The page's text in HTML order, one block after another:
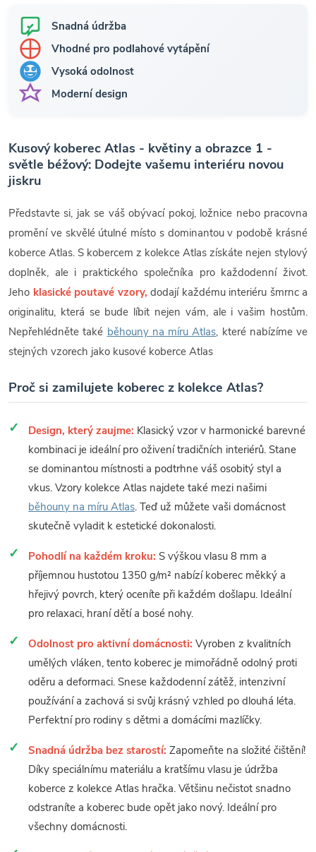
Snadná údržba
Vhodné pro podlahové vytápění
Vysoká odolnost
Moderní design
Kusový koberec Atlas - květiny a obrazce 1 -
světle béžový: Dodejte vašemu interiéru novou
jiskru
Představte si, jak se váš obývací pokoj, ložnice nebo pracovna
promění ve skvělé útulné místo s dominantou v podobě krásné
koberce Atlas. S kobercem z kolekce Atlas získáte nejen stylový
doplněk, ale i praktického společníka pro každodenní život.
Jeho klasické poutavé vzory, dodají každému interiéru šmrnc a
originalitu, která se bude líbit nejen vám, ale i vašim hostům.
Nepřehlédněte také běhouny na míru Atlas, které nabízíme ve
stejných vzorech jako kusové koberce Atlas
Proč si zamilujete koberec z kolekce Atlas?
Design, který zaujme: Klasický vzor v harmonické barevné
kombinaci je ideální pro oživení tradičních interiérů. Stane
se dominantou místnosti a podtrhne váš osobitý styl a
vkus. Vzory kolekce Atlas najdete také mezi našimi
běhouny na míru Atlas. Teď už můžete vaši domácnost
skutečně vyladit k estetické dokonalosti.
Pohodlí na každém kroku: S výškou vlasu 8 mm a
příjemnou hustotou 1350 g/m² nabízí koberec měkký a
hřejivý povrch, který oceníte při každém došlapu. Ideální
pro relaxaci, hraní dětí a bosé nohy.
Odolnost pro aktivní domácnosti: Vyroben z kvalitních
umělých vláken, tento koberec je mimořádně odolný proti
oděru a deformaci. Snese každodenní zátěž, intenzivní
používání a zachová si svůj krásný vzhled po dlouhá léta.
Perfektní pro rodiny s dětmi a domácími mazlíčky.
Snadná údržba bez starostí: Zapomeňte na složité čištění!
Díky speciálnímu materiálu a kratšímu vlasu je údržba
koberce z kolekce Atlas hračka. Většinu nečistot snadno
odstraníte a koberec bude opět jako nový. Ideální pro
všechny domácnosti.